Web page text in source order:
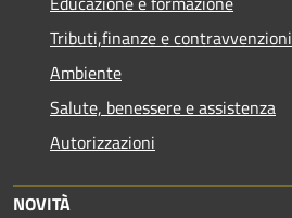
Tributi,finanze e contravvenzioni
Ambiente
Salute, benessere e assistenza
Autorizzazioni
NOVITÀ